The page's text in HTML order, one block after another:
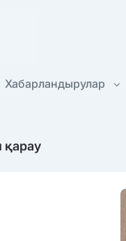
Хабарландырулар
қарау